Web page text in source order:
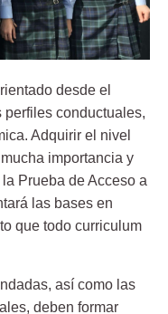
desde el
perfiles conductuales,
. Adquirir el nivel
importancia y
Prueba de Acceso a
las bases en
que todo curriculum
así como las
deben formar